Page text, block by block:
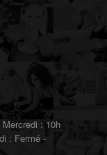
: 10h
: Fermé -